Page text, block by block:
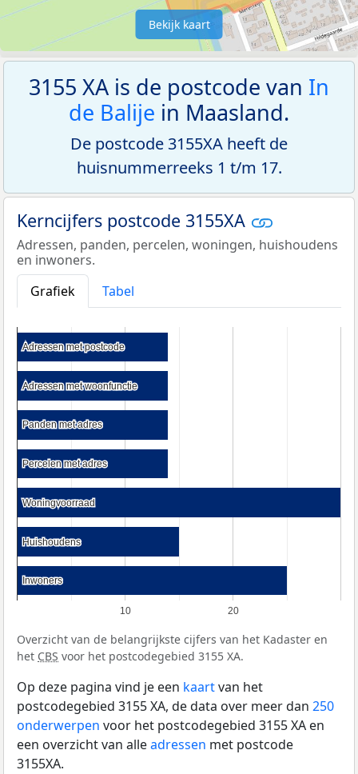
Bekijk kaart
3155 XA is de postcode van In
de Balije in Maasland.
De postcode 3155XA heeft de
huisnummerreeks 1 t/m 17.
Kerncijfers postcode 3155XA
Adressen, panden, percelen, woningen, huishoudens
en inwoners.
Grafiek
Tabel
10 20
Adressen met postcode
Adressen met postcode
Adressen met woonfunctie
Adressen met woonfunctie
Panden met adres
Panden met adres
Percelen met adres
Percelen met adres
Woningvoorraad
Woningvoorraad
Huishoudens
Huishoudens
Inwoners
Inwoners
Overzicht van de belangrijkste cijfers van het Kadaster en
het CBS voor het postcodegebied 3155 XA.
Op deze pagina vind je een kaartvan het
postcodegebied 3155 XA, de data over meer dan 250
onderwerpen voor het postcodegebied 3155 XA en
een overzicht van alleadressen met postcode
3155XA.